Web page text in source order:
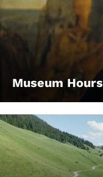
Museum Hours